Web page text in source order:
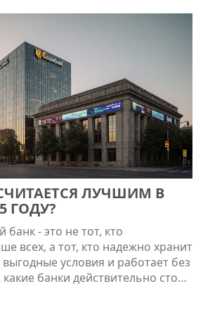
ЛУЧШИМ В
ГОДУ?
банк - это не тот, кто
всех, а тот, кто надежно хранит
условия и работает без
банки действительно стоят